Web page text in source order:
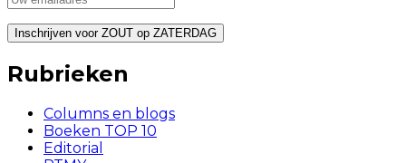
Rubrieken
Columns en blogs
Boeken TOP 10
Editorial